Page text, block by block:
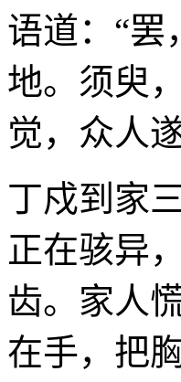
语道：“罢
地。须臾
觉，众人
丁戍到家
正在骇异
齿。家人
在手，把